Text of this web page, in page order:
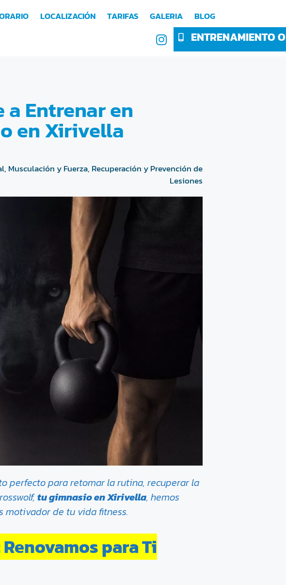
LOCALIZACIÓN TARIFAS GALERIA BLOG
ENTRENAMIENTO
Entrenar en
en Xirivella
, Musculación y Fuerza, Recuperación y Prevención de
Lesiones
perfecto para retomar la rutina, recuperar la
tu gimnasio en Xirivella, hemos
motivador de tu vida fitness.
para Ti